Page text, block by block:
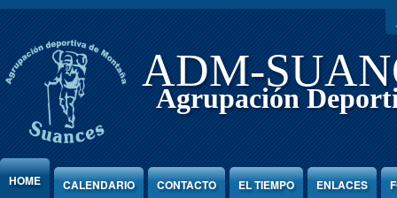
Jump to Content
ADM-
Agrupación
HOME CALENDARIO CONTACTO EL TIEMPO ENLACES